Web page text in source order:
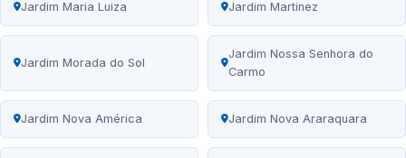
Jardim Maria Luiza Jardim Martinez
Jardim Morada do Sol
Jardim Nossa Senhora do
Carmo
Jardim Nova América Jardim Nova Araraquara